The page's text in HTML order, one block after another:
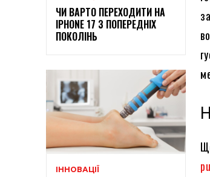
ЧИ ВАРТО ПЕРЕХОДИТИ НА
IPHONE 17 З ПОПЕРЕДНІХ
ПОКОЛІНЬ
ІННОВАЦІЇ